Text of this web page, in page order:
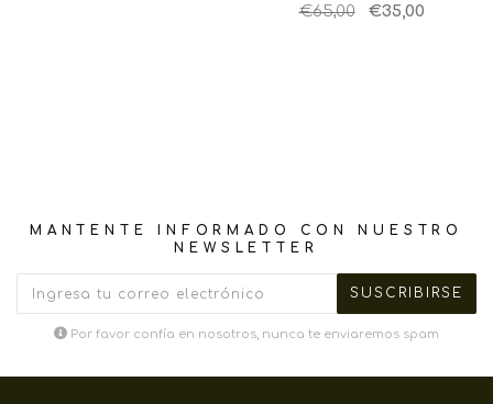
€65,00
€35,00
MANTENTE INFORMADO CON NUESTRO
NEWSLETTER
Por favor confía en nosotros, nunca te enviaremos spam